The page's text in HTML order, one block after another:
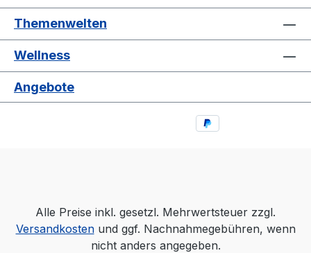
Themenwelten
Wellness
Angebote
Alle Preise inkl. gesetzl. Mehrwertsteuer zzgl.
Versandkostenund ggf. Nachnahmegebühren, wenn
nicht anders angegeben.